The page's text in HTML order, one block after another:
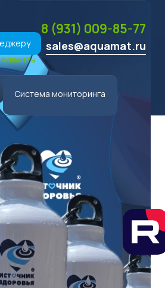
Акваматы
8 (931) 009-85-77
sales@aquamat.ru
Система мониторинга